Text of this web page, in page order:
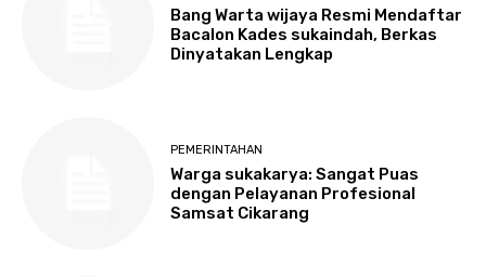
Bang Warta wijaya Resmi Mendaftar
Bacalon Kades sukaindah, Berkas
Dinyatakan Lengkap
PEMERINTAHAN
Warga sukakarya: Sangat Puas
dengan Pelayanan Profesional
Samsat Cikarang